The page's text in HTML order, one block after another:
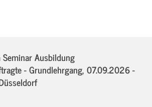
Ausbildung
- Grundlehrgang, 07.09.2026 -